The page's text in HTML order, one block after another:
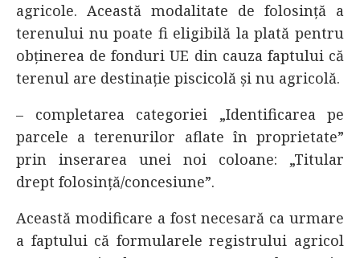
agricole. Această modalitate de folosință a
terenului nu poate fi eligibilă la plată pentru
obținerea de fonduri UE din cauza faptului că
terenul are destinație piscicolă și nu agricolă.
– completarea categoriei „Identificarea pe
parcele a terenurilor aflate în proprietate”
prin inserarea unei noi coloane: „Titular
drept folosință/concesiune”.
Această modificare a fost necesară ca urmare
a faptului că formularele registrului agricol